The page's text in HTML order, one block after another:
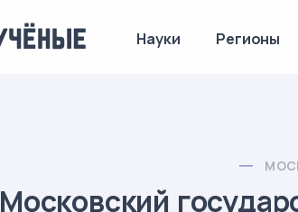
Науки Регионы
Московский